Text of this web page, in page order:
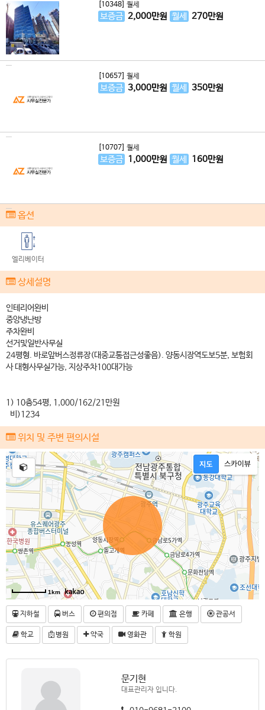
[10348] 월세
보증금 2,000만원 월세 270만원
[10657] 월세
보증금 3,000만원 월세 350만원
[10707] 월세
보증금 1,000만원 월세 160만원
옵션
엘리베이터
상세설명
인테리어완비
중앙냉난방
주차완비
선거및일반사무실
24평형. 바로앞버스정류장(대중교통접근성좋음). 양동시장역도보5분, 보험회
사 대형사무실가능, 지상주차100대가능
1) 10층54평, 1,000/162/21만원
비)1234
위치 및 주변 편의시설
1km
지하철 버스 편의점 카페 은행 관공서
학교 병원 약국 영화관 학원
문기현
대표관리자 입니다.